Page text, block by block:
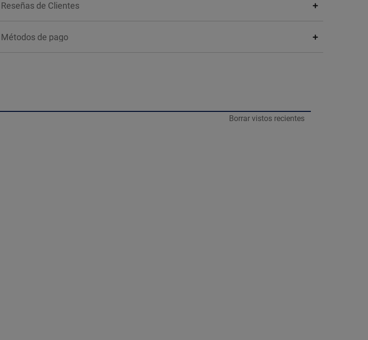
Uso en interior y exterior.
*Nota: El color de los productos puede variar de lo apreciado en pantalla.
Reseñas de Clientes
Métodos de pago
Borrar vistos recientes